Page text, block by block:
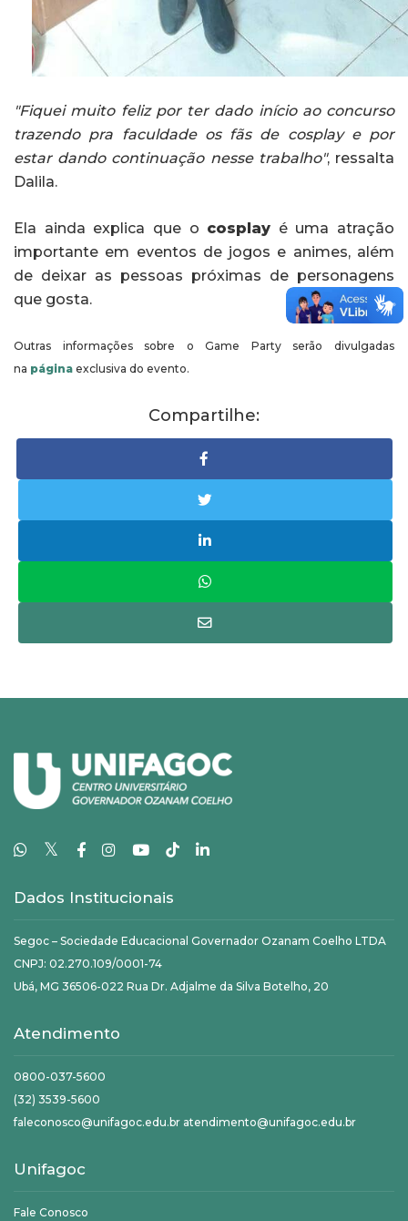
"Fiquei muito feliz por ter dado início ao concurso
trazendo pra faculdade os fãs de cosplay e por
estar dando continuação nesse trabalho", ressalta
Dalila.
Ela ainda explica que o cosplay é uma atração
importante em eventos de jogos e animes, além
de deixar as pessoas próximas de personagens
que gosta.
Outras informações sobre o Game Party serão divulgadas
na página exclusiva do evento.
Compartilhe:
𝕏
Dados Institucionais
Segoc – Sociedade Educacional Governador Ozanam Coelho LTDA
CNPJ: 02.270.109/0001-74
Ubá, MG 36506-022 Rua Dr. Adjalme da Silva Botelho, 20
Atendimento
0800-037-5600
(32) 3539-5600
faleconosco@unifagoc.edu.br atendimento@unifagoc.edu.br
Unifagoc
Fale Conosco